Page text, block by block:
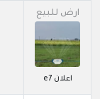
ارض للبيع
اعلان e7